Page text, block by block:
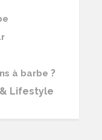
à barbe ?
& Lifestyle